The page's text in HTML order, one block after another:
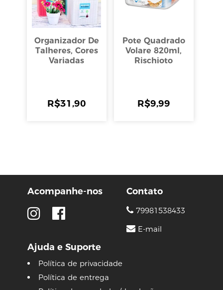
Organizador De
Talheres, Cores
Variadas
R$31,90
Pote Quadrado
Volare 820ml,
Rischioto
R$9,99
Acompanhe-nos
Ajuda e Suporte
Política de privacidade
Política de entrega
Contato
79981538433
E-mail